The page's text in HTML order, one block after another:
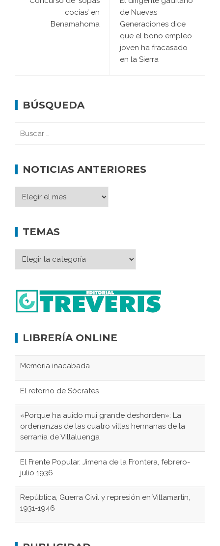
cocías’ en
Benamahoma
de Nuevas
Generaciones dice
que el bono empleo
joven ha fracasado
en la Sierra
BÚSQUEDA
NOTICIAS ANTERIORES
TEMAS
LIBRERÍA ONLINE
Memoria inacabada
El retorno de Sócrates
«Porque ha auido mui grande deshorden»: La
ordenanzas de las cuatro villas hermanas de la
serranía de Villaluenga
El Frente Popular. Jimena de la Frontera, febrero-
julio 1936
República, Guerra Civil y represión en Villamartín,
1931-1946
concentración nazis